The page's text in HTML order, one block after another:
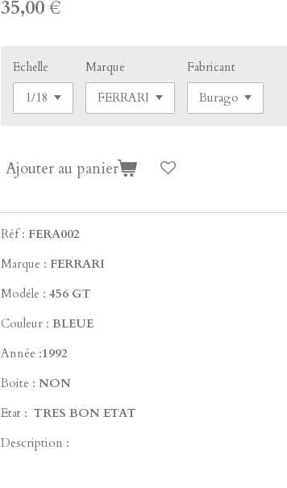
35,00 €
Echelle Marque Fabricant
Ajouter au panier
Réf : FERA002
Marque : FERRARI
Modéle : 456 GT
Couleur : BLEUE
Année :1992
Boite : NON
Etat : TRES BON ETAT
Description :